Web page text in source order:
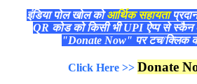
इंडिया पोल खोल कोआर्थिक सहायता
QR कोड को किसी भी UPI ऐप्प से
"Donate Now" पर टच/क्लिक
Click Here >> Donate